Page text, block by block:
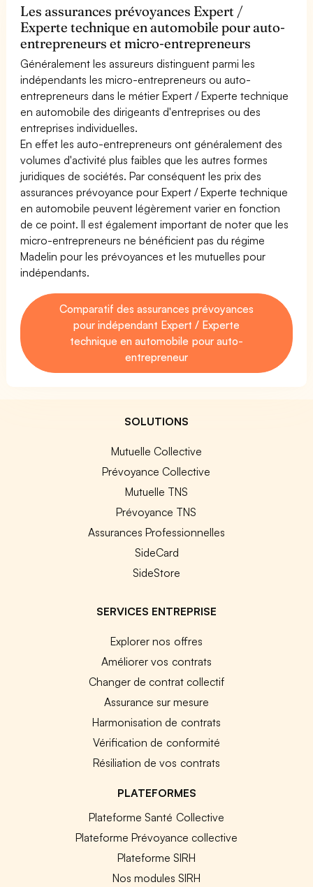
Les assurances prévoyances Expert /
Experte technique en automobile pour auto-
entrepreneurs et micro-entrepreneurs
Généralement les assureurs distinguent parmi les
indépendants les micro-entrepreneurs ou auto-
entrepreneurs dans le métier Expert / Experte technique
en automobile des dirigeants d'entreprises ou des
entreprises individuelles.
En effet les auto-entrepreneurs ont généralement des
volumes d'activité plus faibles que les autres formes
juridiques de sociétés. Par conséquent les prix des
assurances prévoyance pour Expert / Experte technique
en automobile peuvent légèrement varier en fonction
de ce point. Il est également important de noter que les
micro-entrepreneurs ne bénéficient pas du régime
Madelin pour les prévoyances et les mutuelles pour
indépendants.
Comparatif des assurances prévoyances
pour indépendant Expert / Experte
technique en automobile pour auto-
entrepreneur
SOLUTIONS
Mutuelle Collective
Prévoyance Collective
Mutuelle TNS
Prévoyance TNS
Assurances Professionnelles
SideCard
SideStore
SERVICES ENTREPRISE
Explorer nos offres
Améliorer vos contrats
Changer de contrat collectif
Assurance sur mesure
Harmonisation de contrats
Vérification de conformité
Résiliation de vos contrats
PLATEFORMES
Plateforme Santé Collective
Plateforme Prévoyance collective
Plateforme SIRH
Nos modules SIRH